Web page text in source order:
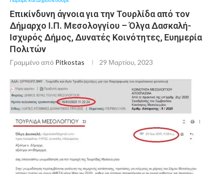
Επικίνδυνη άγνοια για την Τουρλίδα από τον
Δήμαρχο Ι.Π. Μεσολογγίου – Όλγα Δασκαλή-
Ισχυρός Δήμος, Δυνατές Κοινότητες, Ευημερία
Πολιτών
Γραμμένο από Pitkostas 29 Μαρτίου, 2023